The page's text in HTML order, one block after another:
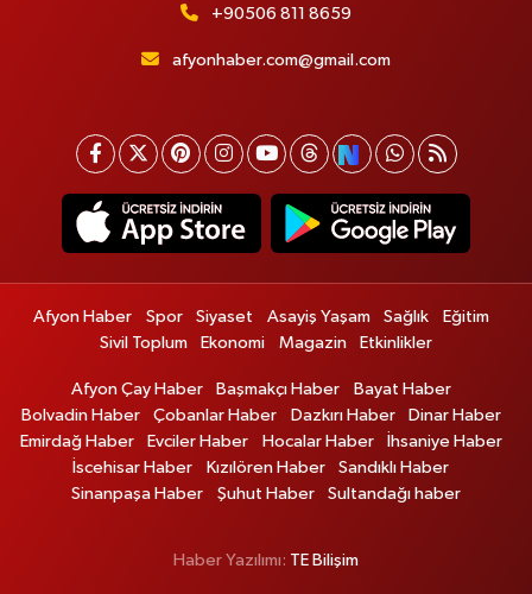
+90506 811 8659
afyonhaber.com@gmail.com
Afyon Haber Spor Siyaset Asayiş Yaşam Sağlık
Eğitim
Sivil Toplum
Ekonomi Magazin Etkinlikler
Afyon Çay Haber Başmakçı Haber
Bayat Haber
Bolvadin Haber
Çobanlar Haber Dazkırı Haber
Dinar Haber
Emirdağ Haber
Evciler Haber Hocalar Haber
İhsaniye Haber
İscehisar Haber
Kızılören Haber
Sandıklı Haber
Sinanpaşa Haber
Şuhut Haber Sultandağı haber
Haber Yazılımı: TE Bilişim